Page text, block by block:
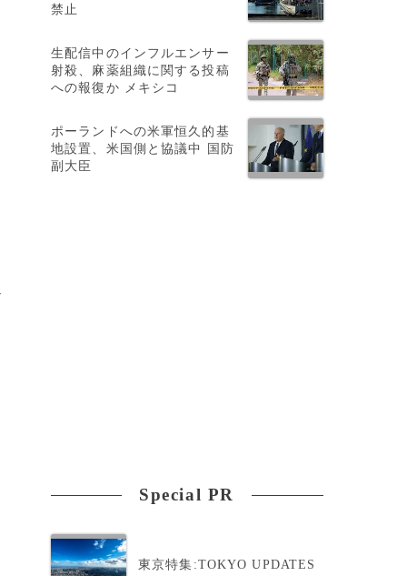
禁止
生配信中のインフルエンサー
射殺、麻薬組織に関する投稿
への報復か メキシコ
ポーランドへの米軍恒久的基
地設置、米国側と協議中 国防
副大臣
Special PR
東京特集:TOKYO UPDATES